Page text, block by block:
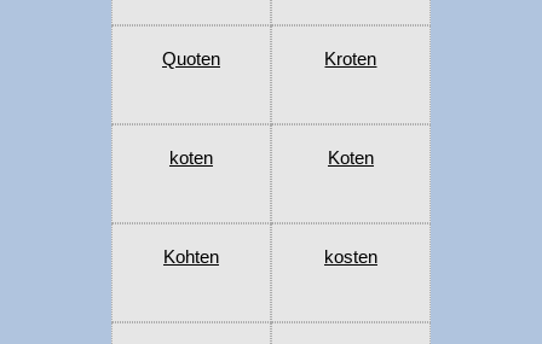
Quoten Kroten
koten Koten
Kohten kosten